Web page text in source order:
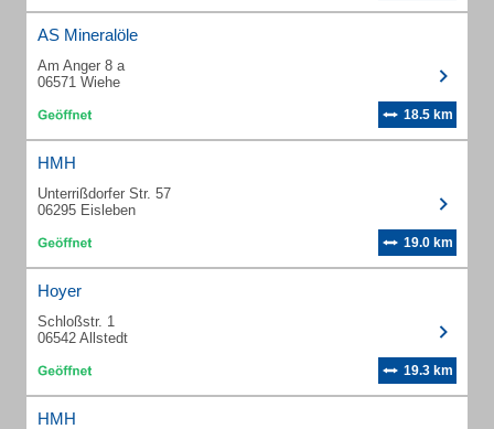
AS Mineralöle
Am Anger 8 a
06571 Wiehe
18.5 km
HMH
Unterrißdorfer Str. 57
06295 Eisleben
19.0 km
Hoyer
Schloßstr. 1
06542 Allstedt
19.3 km
HMH